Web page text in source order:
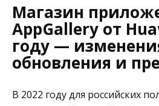
Магазин
AppGallery от
году —
обновления и
В 2022 году для российских